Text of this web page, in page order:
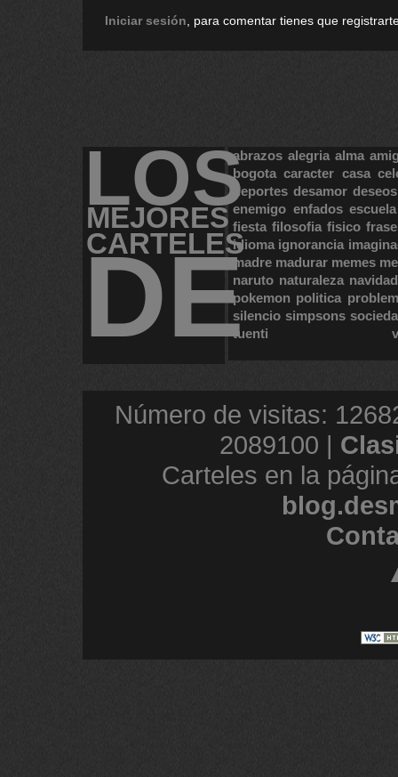
Iniciar sesión , para comentar tienes que
LOS
MEJORES
CARTELES
DE
abrazos alegria alma
bogota caracter casa
deportes desamor deseos
enemigo enfados escuela
fiesta filosofia fisico
idioma ignorancia
madre madurar memes
naruto naturaleza navidad
pokemon politica
silencio simpsons
tuenti
Número de visitas:
2089100 |
Carteles en la